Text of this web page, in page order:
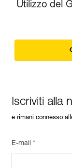
Utilizzo del
Iscriviti alla
e rimani connesso
E-mail *